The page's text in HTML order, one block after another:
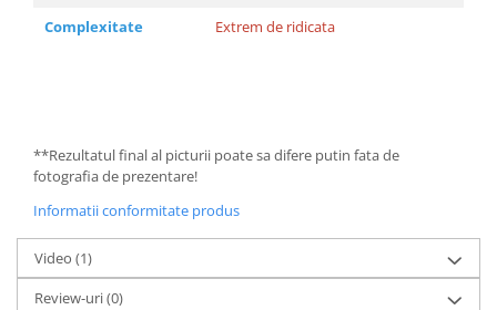
Complexitate
Extrem de ridicata
**Rezultatul final al picturii poate sa difere putin fata de
fotografia de prezentare!
Informatii conformitate produs
Video (1)
Review-uri(0)